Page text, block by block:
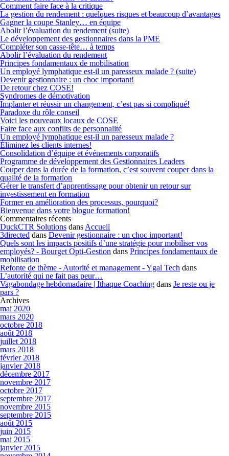
Comment faire face à la critique
La gestion du rendement : quelques risques et beaucoup d’avantages
Gagner la coupe Stanley… en équipe
Abolir l’évaluation du rendement (suite)
Le développement des gestionnaires dans la PME
Compléter son casse-tête… à temps
Abolir l’évaluation du rendement
Principes fondamentaux de mobilisation
Un employé lymphatique est-il un paresseux malade ? (suite)
Devenir gestionnaire : un choc important!
De retour chez COSE!
Syndromes de démotivation
Implanter et réussir un changement, c’est pas si compliqué!
Paradoxe du rôle conseil
Voici les nouveaux locaux de COSE
Faire face aux conflits de personnalité
Un employé lymphatique est-il un paresseux malade ?
Éliminez les clients internes!
Consolidation d’équipe et événements corporatifs
Programme de développement des Gestionnaires Leaders
Couper dans la durée de la formation, c’est souvent couper dans la
qualité de la formation
Gérer le transfert d’apprentissage pour obtenir un retour sur
investissement en formation
Former en amélioration des processus, pourquoi?
Bienvenue dans votre blogue formation!
Commentaires récents
DuckCTR Solutions dans Accueil
3directed dans Devenir gestionnaire : un choc important!
Quels sont les impacts positifs d’une stratégie pour mobiliser vos
employés? - Bourget Opti-Gestion dans Principes fondamentaux de
mobilisation
Refonte de thème - Autorité et management - Ygal Tech dans
L’autorité qui ne fait pas peur…
Vagabondage hebdomadaire | Ithaque Coaching dans Je reste ou je
pars ?
Archives
mai 2020
mars 2020
octobre 2018
août 2018
juillet 2018
mars 2018
février 2018
janvier 2018
décembre 2017
novembre 2017
octobre 2017
septembre 2017
novembre 2015
septembre 2015
août 2015
juin 2015
mai 2015
janvier 2015